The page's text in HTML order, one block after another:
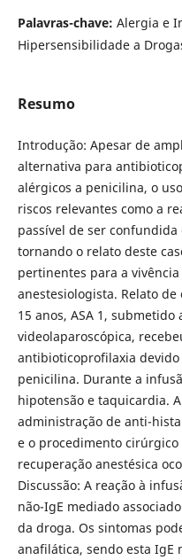
Palavras-chave: Alergia e
Hipersensibilidade a
Resumo
Introdução: Apesar de
alternativa para
alérgicos a penicilina, o
riscos relevantes como a
passível de ser
tornando o relato deste
pertinentes para a
anestesiologista. Relato de
15 anos, ASA 1, submetido
videolaparoscópica,
antibioticoprofilaxia
penicilina. Durante a
hipotensão e taquicardia.
administração de anti-
e o procedimento
recuperação anestésica
Discussão: A reação à
não-IgE mediado
da droga. Os sintomas
anafilática, sendo esta IgE